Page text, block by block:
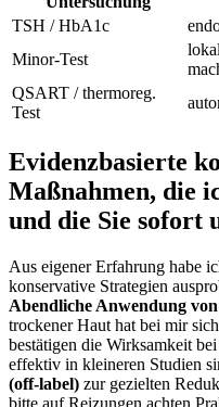
TSH ⁤/ HbA1c
Minor‑Test
QSART / ⁢thermoreg.
Test
Evidenzbasierte
Maßnahmen,⁤ die
und die Sie‌ sofort⁣
Aus ⁤eigener Erfahrung habe
konservative Strategien
Abendliche Anwendung
trockener Haut ⁤hat bei mir
‌bestätigen die Wirksamkeit‌
effektiv in kleineren ‌Studien
(off‑label) zur gezielten